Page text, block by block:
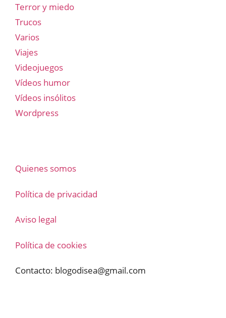
Terror y miedo
Trucos
Varios
Viajes
Videojuegos
Vídeos humor
Vídeos insólitos
Wordpress
Quienes somos
Política de privacidad
Aviso legal
Política de cookies
Contacto: blogodisea@gmail.com